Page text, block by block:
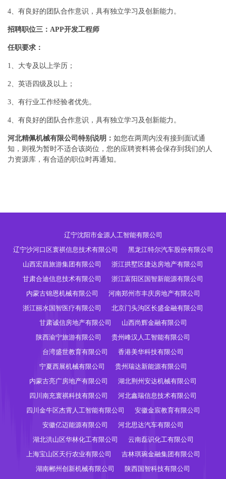
4、有良好的团队合作意识，具有独立学习及创新能力。
招聘职位三：APP开发工程师
任职要求：
1、大专及以上学历；
2、英语四级及以上；
3、有行业工作经验者优先。
4、有良好的团队合作意识，具有独立学习及创新能力。
河北精佩机械有限公司特别说明： 如您在两周内没有接到面试通
知，则视为暂时不适合该岗位，您的应聘资料将会保存到我们的人
力资源库，有合适的职位时再通知。
辽宁沈阳市金源人工智能有限公司
辽宁沙河口区寰祺信息技术有限公司
黑龙江特尔汽车股份有限公司
山西宏昌旅游集团有限公司
浙江拱墅区捷达房地产有限公司
甘肃合迪信息技术有限公司
浙江富阳区国智新能源有限公司
内蒙古锦恩机械有限公司
河南郑州市丰庆房地产有限公司
浙江丽水国智医疗有限公司
北京门头沟区长盛金融有限公司
甘肃诚信房地产有限公司
山西尚辉金融有限公司
陕西渝宁旅游有限公司
贵州峰汉人工智能有限公司
台湾盛世教育有限公司
香港美华科技有限公司
宁夏西展机械有限公司
贵州瑞达新能源有限公司
内蒙古亮广房地产有限公司
湖北荆州安达机械有限公司
四川南充寰祺科技有限公司
河北鑫瑞信息技术有限公司
四川金牛区杰霄人工智能有限公司
安徽金宸教育有限公司
安徽亿迈能源有限公司
河北思达汽车有限公司
湖北洪山区华林化工有限公司
云南磊识化工有限公司
上海宝山区天行农业有限公司
吉林琪琬金融集团有限公司
湖南郴州创新机械有限公司
陕西国智科技有限公司